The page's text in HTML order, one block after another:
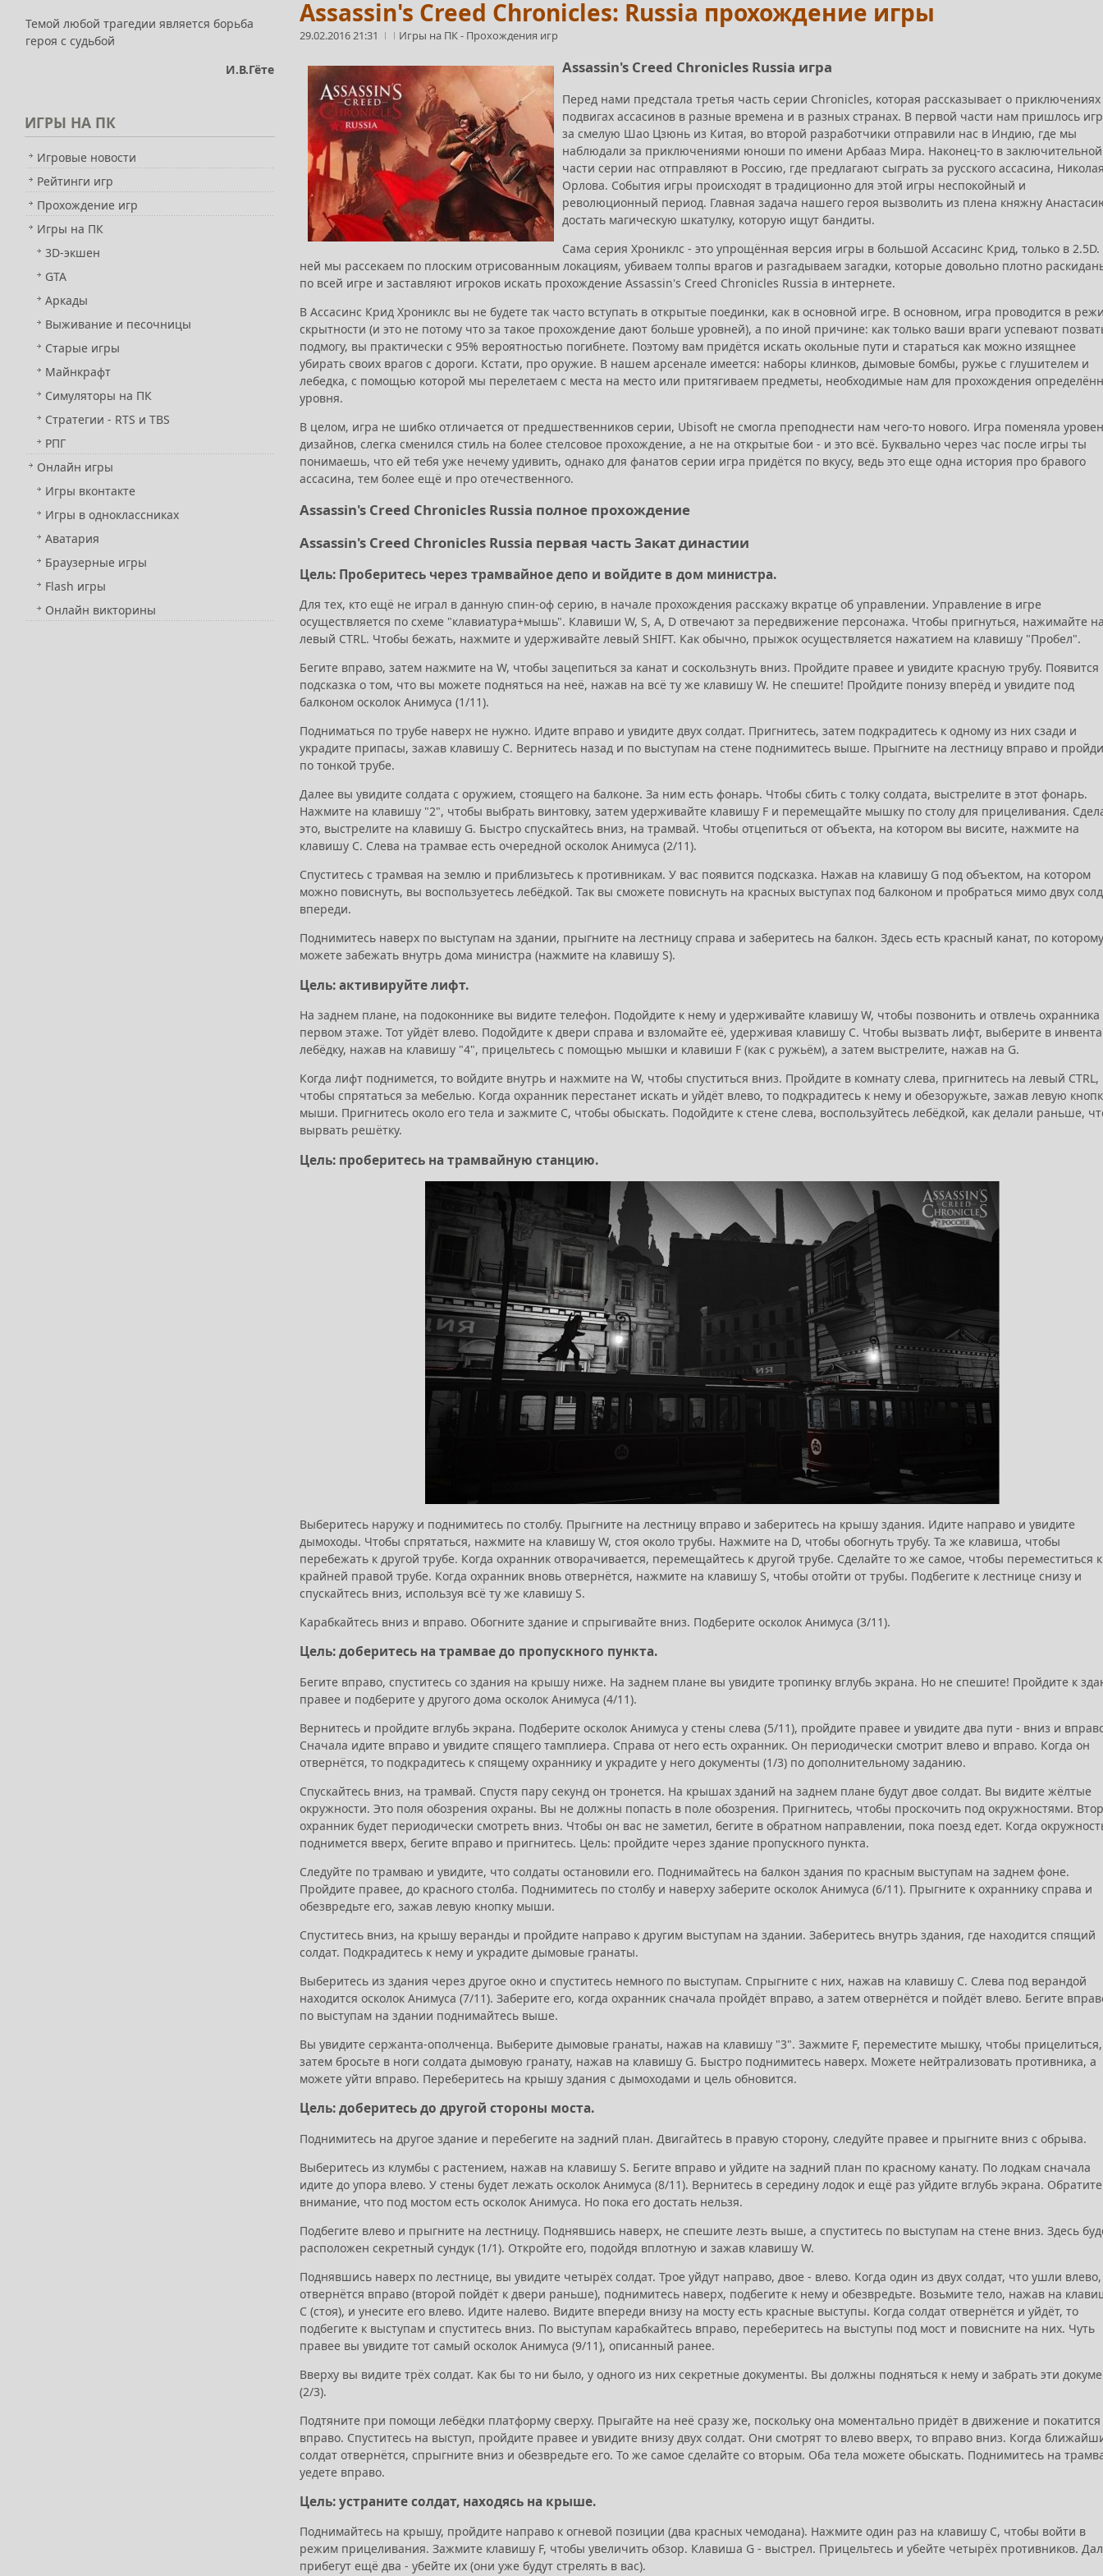
Assassin's Creed Chronicles: Russia прохождение игры
29.02.2016 21:31 Игры на ПК- Прохождения игр
Assassin's Creed Chronicles Russia игра
Перед нами предстала третья часть серии Chronicles, которая рассказывает о
подвигах ассасинов в разные времена и в разных странах. В первой части нам пришлось
за смелую Шао Цзюнь из Китая, во второй разработчики отправили нас в Индию, где мы
наблюдали за приключениями юноши по имени Арбааз Мира. Наконец-то в заключительной
части серии нас отправляют в Россию, где предлагают сыграть за русского ассасина,
Орлова. События игры происходят в традиционно для этой игры неспокойный и
революционный период. Главная задача нашего героя вызволить из плена княжну
достать магическую шкатулку, которую ищут бандиты.
Сама серия Хрониклс - это упрощённая версия игры в большой Ассасинс Крид, только в 2.5D.
ней мы рассекаем по плоским отрисованным локациям, убиваем толпы врагов и разгадываем загадки, которые довольно плотно
по всей игре и заставляют игроков искать прохождение Assassin's Creed Chronicles Russia в интернете.
В Ассасинс Крид Хрониклс вы не будете так часто вступать в открытые поединки, как в основной игре. В основном, игра проводится в
скрытности (и это не потому что за такое прохождение дают больше уровней), а по иной причине: как только ваши враги успевают
подмогу, вы практически с 95% вероятностью погибнете. Поэтому вам придётся искать окольные пути и стараться как можно изящнее
убирать своих врагов с дороги. Кстати, про оружие. В нашем арсенале имеется: наборы клинков, дымовые бомбы, ружье с глушителем и
лебедка, с помощью которой мы перелетаем с места на место или притягиваем предметы, необходимые нам для прохождения
уровня.
В целом, игра не шибко отличается от предшественников серии, Ubisoft не смогла преподнести нам чего-то нового. Игра поменяла
дизайнов, слегка сменился стиль на более стелсовое прохождение, а не на открытые бои - и это всё. Буквально через час после игры ты
понимаешь, что ей тебя уже нечему удивить, однако для фанатов серии игра придётся по вкусу, ведь это еще одна история про бравого
ассасина, тем более ещё и про отечественного.
Assassin's Creed Chronicles Russia полное прохождение
Assassin's Creed Chronicles Russia первая часть Закат династии
Цель: Проберитесь через трамвайное депо и войдите в дом министра.
Для тех, кто ещё не играл в данную спин-оф серию, в начале прохождения расскажу вкратце об управлении. Управление в игре
осуществляется по схеме "клавиатура+мышь". Клавиши W, S, A, D отвечают за передвижение персонажа. Чтобы пригнуться, нажимайте
левый CTRL. Чтобы бежать, нажмите и удерживайте левый SHIFT. Как обычно, прыжок осуществляется нажатием на клавишу "Пробел".
Бегите вправо, затем нажмите на W, чтобы зацепиться за канат и соскользнуть вниз. Пройдите правее и увидите красную трубу. Появится
подсказка о том, что вы можете подняться на неё, нажав на всё ту же клавишу W. Не спешите! Пройдите понизу вперёд и увидите под
балконом осколок Анимуса (1/11).
Подниматься по трубе наверх не нужно. Идите вправо и увидите двух солдат. Пригнитесь, затем подкрадитесь к одному из них сзади и
украдите припасы, зажав клавишу C. Вернитесь назад и по выступам на стене поднимитесь выше. Прыгните на лестницу вправо и
по тонкой трубе.
Далее вы увидите солдата с оружием, стоящего на балконе. За ним есть фонарь. Чтобы сбить с толку солдата, выстрелите в этот фонарь.
Нажмите на клавишу "2", чтобы выбрать винтовку, затем удерживайте клавишу F и перемещайте мышку по столу для прицеливания.
это, выстрелите на клавишу G. Быстро спускайтесь вниз, на трамвай. Чтобы отцепиться от объекта, на котором вы висите, нажмите на
клавишу C. Слева на трамвае есть очередной осколок Анимуса (2/11).
Спуститесь с трамвая на землю и приблизьтесь к противникам. У вас появится подсказка. Нажав на клавишу G под объектом, на котором
можно повиснуть, вы воспользуетесь лебёдкой. Так вы сможете повиснуть на красных выступах под балконом и пробраться мимо двух
впереди.
Поднимитесь наверх по выступам на здании, прыгните на лестницу справа и заберитесь на балкон. Здесь есть красный канат, по
можете забежать внутрь дома министра (нажмите на клавишу S).
Цель: активируйте лифт.
На заднем плане, на подоконнике вы видите телефон. Подойдите к нему и удерживайте клавишу W, чтобы позвонить и отвлечь охранника
первом этаже. Тот уйдёт влево. Подойдите к двери справа и взломайте её, удерживая клавишу C. Чтобы вызвать лифт, выберите в
лебёдку, нажав на клавишу "4", прицельтесь с помощью мышки и клавиши F (как с ружьём), а затем выстрелите, нажав на G.
Когда лифт поднимется, то войдите внутрь и нажмите на W, чтобы спуститься вниз. Пройдите в комнату слева, пригнитесь на левый CTRL,
чтобы спрятаться за мебелью. Когда охранник перестанет искать и уйдёт влево, то подкрадитесь к нему и обезоружьте, зажав левую
мыши. Пригнитесь около его тела и зажмите C, чтобы обыскать. Подойдите к стене слева, воспользуйтесь лебёдкой, как делали раньше,
вырвать решётку.
Цель: проберитесь на трамвайную станцию.
Выберитесь наружу и поднимитесь по столбу. Прыгните на лестницу вправо и заберитесь на крышу здания. Идите направо и увидите
дымоходы. Чтобы спрятаться, нажмите на клавишу W, стоя около трубы. Нажмите на D, чтобы обогнуть трубу. Та же клавиша, чтобы
перебежать к другой трубе. Когда охранник отворачивается, перемещайтесь к другой трубе. Сделайте то же самое, чтобы переместиться к
крайней правой трубе. Когда охранник вновь отвернётся, нажмите на клавишу S, чтобы отойти от трубы. Подбегите к лестнице снизу и
спускайтесь вниз, используя всё ту же клавишу S.
Карабкайтесь вниз и вправо. Обогните здание и спрыгивайте вниз. Подберите осколок Анимуса (3/11).
Цель: доберитесь на трамвае до пропускного пункта.
Бегите вправо, спуститесь со здания на крышу ниже. На заднем плане вы увидите тропинку вглубь экрана. Но не спешите! Пройдите к
правее и подберите у другого дома осколок Анимуса (4/11).
Вернитесь и пройдите вглубь экрана. Подберите осколок Анимуса у стены слева (5/11), пройдите правее и увидите два пути - вниз и
Сначала идите вправо и увидите спящего тамплиера. Справа от него есть охранник. Он периодически смотрит влево и вправо. Когда он
отвернётся, то подкрадитесь к спящему охраннику и украдите у него документы (1/3) по дополнительному заданию.
Спускайтесь вниз, на трамвай. Спустя пару секунд он тронется. На крышах зданий на заднем плане будут двое солдат. Вы видите жёлтые
окружности. Это поля обозрения охраны. Вы не должны попасть в поле обозрения. Пригнитесь, чтобы проскочить под окружностями.
охранник будет периодически смотреть вниз. Чтобы он вас не заметил, бегите в обратном направлении, пока поезд едет. Когда
поднимется вверх, бегите вправо и пригнитесь. Цель: пройдите через здание пропускного пункта.
Следуйте по трамваю и увидите, что солдаты остановили его. Поднимайтесь на балкон здания по красным выступам на заднем фоне.
Пройдите правее, до красного столба. Поднимитесь по столбу и наверху заберите осколок Анимуса (6/11). Прыгните к охраннику справа и
обезвредьте его, зажав левую кнопку мыши.
Спуститесь вниз, на крышу веранды и пройдите направо к другим выступам на здании. Заберитесь внутрь здания, где находится спящий
солдат. Подкрадитесь к нему и украдите дымовые гранаты.
Выберитесь из здания через другое окно и спуститесь немного по выступам. Спрыгните с них, нажав на клавишу C. Слева под верандой
находится осколок Анимуса (7/11). Заберите его, когда охранник сначала пройдёт вправо, а затем отвернётся и пойдёт влево. Бегите
по выступам на здании поднимайтесь выше.
Вы увидите сержанта-ополченца. Выберите дымовые гранаты, нажав на клавишу "3". Зажмите F, переместите мышку, чтобы
затем бросьте в ноги солдата дымовую гранату, нажав на клавишу G. Быстро поднимитесь наверх. Можете нейтрализовать противника, а
можете уйти вправо. Переберитесь на крышу здания с дымоходами и цель обновится.
Цель: доберитесь до другой стороны моста.
Поднимитесь на другое здание и перебегите на задний план. Двигайтесь в правую сторону, следуйте правее и прыгните вниз с обрыва.
Выберитесь из клумбы с растением, нажав на клавишу S. Бегите вправо и уйдите на задний план по красному канату. По лодкам сначала
идите до упора влево. У стены будет лежать осколок Анимуса (8/11). Вернитесь в середину лодок и ещё раз уйдите вглубь экрана. Обратите
внимание, что под мостом есть осколок Анимуса. Но пока его достать нельзя.
Подбегите влево и прыгните на лестницу. Поднявшись наверх, не спешите лезть выше, а спуститесь по выступам на стене вниз. Здесь
расположен секретный сундук (1/1). Откройте его, подойдя вплотную и зажав клавишу W.
Поднявшись наверх по лестнице, вы увидите четырёх солдат. Трое уйдут направо, двое - влево. Когда один из двух солдат, что ушли влево,
отвернётся вправо (второй пойдёт к двери раньше), поднимитесь наверх, подбегите к нему и обезвредьте. Возьмите тело, нажав на
C (стоя), и унесите его влево. Идите налево. Видите впереди внизу на мосту есть красные выступы. Когда солдат отвернётся и уйдёт, то
подбегите к выступам и спуститесь вниз. По выступам карабкайтесь вправо, переберитесь на выступы под мост и повисните на них. Чуть
правее вы увидите тот самый осколок Анимуса (9/11), описанный ранее.
Вверху вы видите трёх солдат. Как бы то ни было, у одного из них секретные документы. Вы должны подняться к нему и забрать эти
(2/3).
Подтяните при помощи лебёдки платформу сверху. Прыгайте на неё сразу же, поскольку она моментально придёт в движение и покатится
вправо. Спуститесь на выступ, пройдите правее и увидите внизу двух солдат. Они смотрят то влево вверх, то вправо вниз. Когда
солдат отвернётся, спрыгните вниз и обезвредьте его. То же самое сделайте со вторым. Оба тела можете обыскать. Поднимитесь на
уедете вправо.
Цель: устраните солдат, находясь на крыше.
Поднимайтесь на крышу, пройдите направо к огневой позиции (два красных чемодана). Нажмите один раз на клавишу C, чтобы войти в
режим прицеливания. Зажмите клавишу F, чтобы увеличить обзор. Клавиша G - выстрел. Прицельтесь и убейте четырёх противников.
прибегут ещё два - убейте их (они уже будут стрелять в вас).
Темой любой трагедии является борьба
героя с судьбой
И.В.Гёте
ИГРЫ НА ПК
Игровые новости
Рейтинги игр
Прохождение игр
Игры на ПК
3D-экшен
GTA
Аркады
Выживание и песочницы
Старые игры
Майнкрафт
Симуляторы на ПК
Стратегии - RTS и TBS
РПГ
Онлайн игры
Игры вконтакте
Игры в одноклассниках
Аватария
Браузерные игры
Flash игры
Онлайн викторины